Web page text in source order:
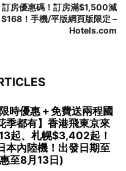
訂房優惠碼！訂房滿$1,500減
$168！手機/平版網頁版限定 –
Hotels.com
時優惠＋免費送兩程國
季都有】香港飛東京來
起、札幌$3,402起！
本內陸機！出發日期至
至8月13日)